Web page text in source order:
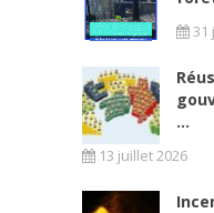
31
...
13 juillet 2026